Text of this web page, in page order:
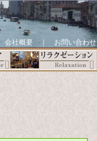
会社概要 ｜ お問い合わせ